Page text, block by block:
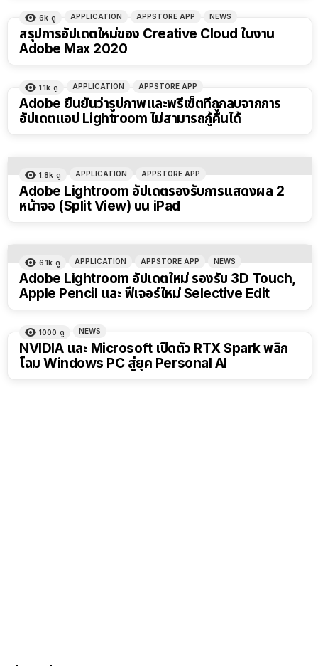
6k ดู APPLICATION APPSTORE APP NEWS
สรุปการอัปเดตใหม่ของ Creative Cloud ในงาน
Adobe Max 2020
1.1k ดู APPLICATION APPSTORE APP
Adobe ยืนยันว่ารูปภาพและพรีเซ็ตที่ถูกลบจากการ
อัปเดตแอป Lightroom ไม่สามารถกู้คืนได้
1.8k ดู APPLICATION APPSTORE APP
Adobe Lightroom อัปเดตรองรับการแสดงผล 2
หน้าจอ (Split View) บน iPad
6.1k ดู APPLICATION APPSTORE APP NEWS
Adobe Lightroom อัปเดตใหม่ รองรับ 3D Touch,
Apple Pencil และ ฟีเจอร์ใหม่ Selective Edit
1000 ดู NEWS
NVIDIA และ Microsoft เปิดตัว RTX Spark พลิก
โฉม Windows PC สู่ยุค Personal AI